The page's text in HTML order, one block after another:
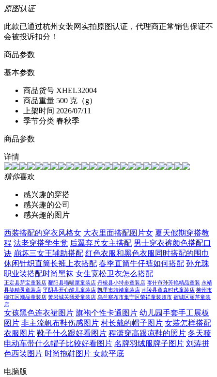
原图认证
此款已通过杭州女装网实拍原图认证，代理商正常销售保证不
会被投诉扣分！
商品参数
基本参数
商品货号 XHEL32004
商品重量 500 克（g）
上架时间 2026/07/11
季节分类 春秋季
商品参数
详情
猜你喜欢
感兴趣的穿搭
感兴趣的公司
感兴趣的图片
西装搭配的穿衣风格女 大衣里面搭配图片女 夏天假期穿搭教
程 法老穿搭学生党 后翼弃兵女主搭配 男士穿衣裤颜色搭配口
诀 崩坏三女王辅助搭配 红色衣服和黑色衣服同时搭配的围巾
休闲针织直筒长裤上衣搭配 春季直筒牛仔裤如何搭配 孙允珠
职业装搭配时尚黑袜 女生宽松卫衣怎么搭配
正定县芽宝童装店 鄱阳县喵喵屋童装店 丹棱县小特步童装店 喀什市孙芳艳精品童装 永靖
县笑精灵童装店 平阴县开心酷儿童装店 凯里市靖靖童装店 南陵县童真时代童装店 柳州市
柳江区潮品童装店 黄岩城关我爱童装店 乌兰察布市集宁区荣祥童装超市 宿城区丽芹童装
店
女孩黑色连衣裙图片 旗袍个性卡通图片 幼儿园手套手工展板
图片 非主流帆布鞋伤感图片 村长戴的帽子图片 女装怎样搭配
衣服图片 靴子什么跟好看图片 程潇穿高跟凉鞋的照片 冬天骑
电动车带什么帽子比较好看图片 名牌羽绒服牌子图片 刘涛拼
色西装图片 时尚拖鞋图片 女款平底
电脑版